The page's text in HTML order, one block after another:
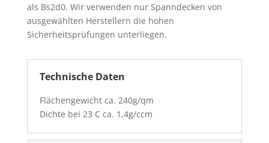
als Bs2d0. Wir verwenden nur Spanndecken von
ausgewählten Herstellern die hohen
Sicherheitsprüfungen unterliegen.
Technische Daten
Flächengewicht ca. 240g/qm
Dichte bei 23 C ca. 1,4g/ccm